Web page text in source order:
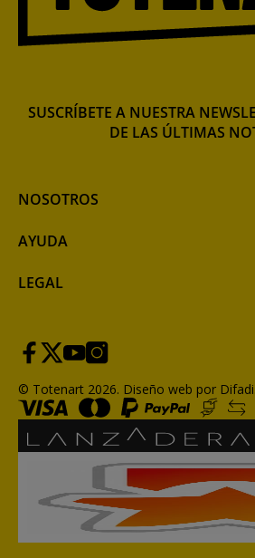
NOSOTROS
AYUDA
LEGAL
SUSCRÍBETE A NUESTRA
DE LAS ÚLTIMAS
© Totenart 2026. Diseño web por